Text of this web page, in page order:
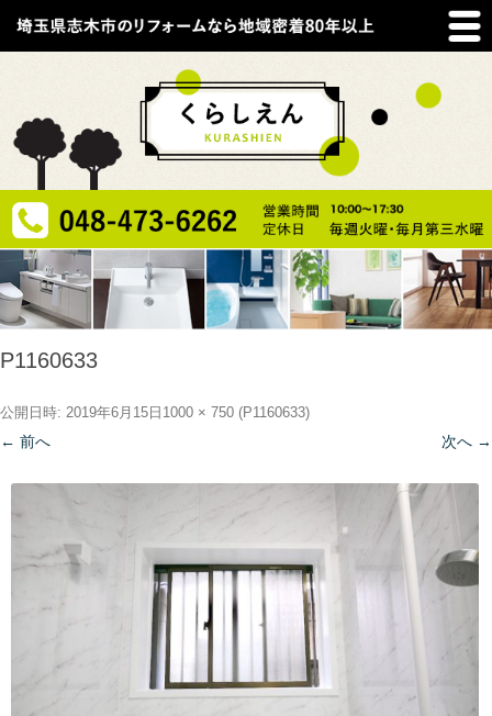
P1160633
公開日時: 2019年6月15日 1000 × 750 (P1160633)
← 前へ 次へ →